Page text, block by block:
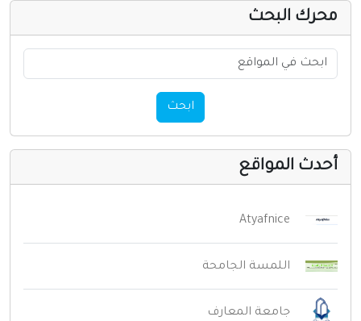
البحث
المواقع
Atyafnice
اللمسة الجامحة
جامعة المعارف